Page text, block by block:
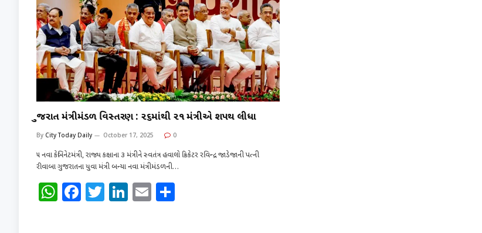
ગુજરાત મંત્રીમંડળ વિસ્તરણ : ૨૬માંથી ૨૧ મંત્રીએ શપથ લીધા
By City Today Daily October 17, 2025 0
૫ નવા કેબિનેટમંત્રી, રાજ્ય કક્ષાના ૩ મંત્રીને સ્વતંત્ર હવાલો ક્રિકેટર રવિન્દ્ર જાડેજાની પત્ની
રીવાબા ગુજરાતના યુવા મંત્રી બન્યા નવા મંત્રીમંડળની…
W F T Li E